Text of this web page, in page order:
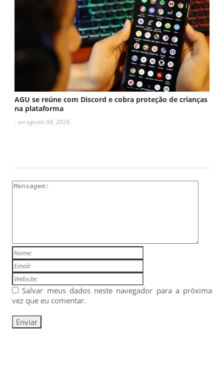
AGU se reúne com Discord e cobra proteção de crianças
na plataforma
- on agosto 08, 2026
Salvar meus dados neste navegador para a próxima
vez que eu comentar.